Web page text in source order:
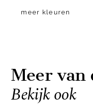
meer kleuren
Meer van
Bekijk ook